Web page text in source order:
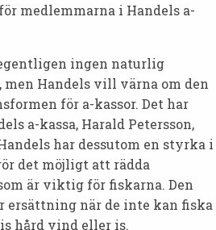
medlemmarna i Handels a-
ingen naturlig
Handels vill värna om den
för a-kassor. Det har
a-kassa, Harald Petersson,
har dessutom en styrka i
det möjligt att rädda
är viktig för fiskarna. Den
ersättning när de inte kan fiska
hård vind eller is.